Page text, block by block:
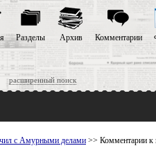
расширенный поиск
Разделы Архив Комментарии
с Амурными делами >> Комментарии к